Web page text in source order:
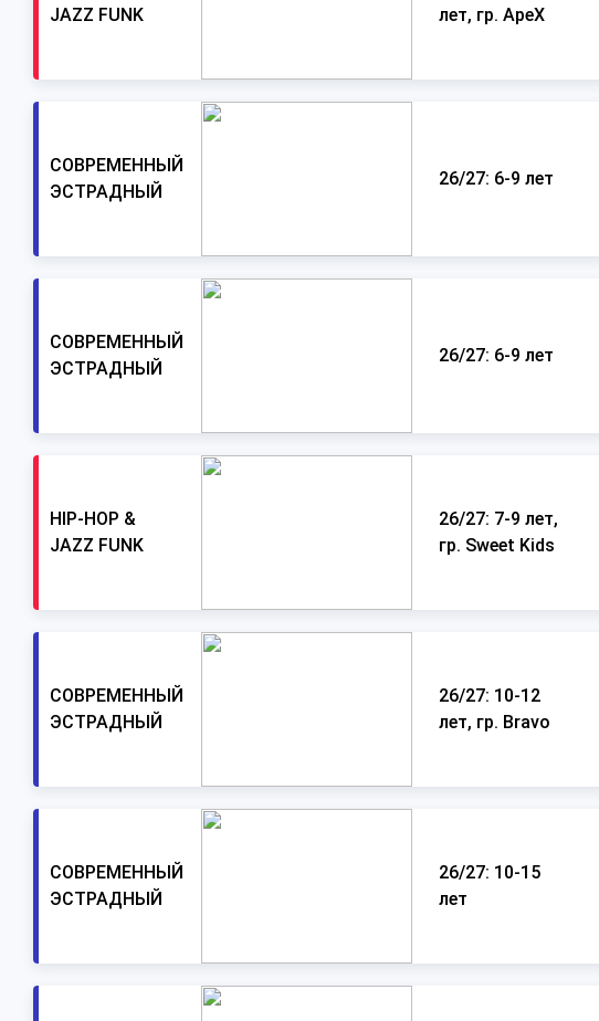
JAZZ FUNK
лет, гр. ApeX
СОВРЕМЕННЫЙ
ЭСТРАДНЫЙ
26/27: 6-9 лет
СОВРЕМЕННЫЙ
ЭСТРАДНЫЙ
26/27: 6-9 лет
HIP-HOP &
JAZZ FUNK
26/27: 7-9 лет,
гр. Sweet Kids
СОВРЕМЕННЫЙ
ЭСТРАДНЫЙ
26/27: 10-12
лет, гр. Bravo
СОВРЕМЕННЫЙ
ЭСТРАДНЫЙ
26/27: 10-15
лет